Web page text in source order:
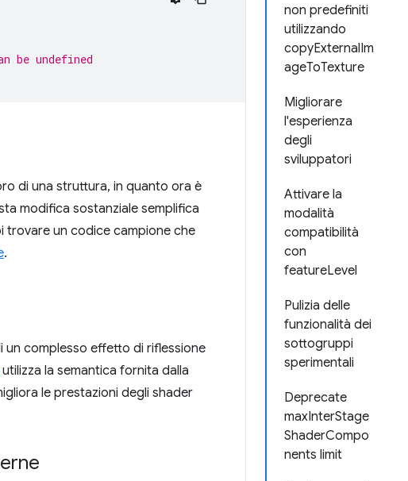
non predefiniti
utilizzando
copyExternalIm
ageToTexture
Migliorare
l'esperienza
degli
sviluppatori
Attivare la
modalità
compatibilità
con
featureLevel
Pulizia delle
funzionalità dei
sottogruppi
sperimentali
Deprecate
maxInterStage
ShaderCompo
nents limit
be undefined
di una struttura, in quanto ora è
modifica sostanziale semplifica
trovare un codice campione che
.
un complesso effetto di riflessione
utilizza la semantica fornita dalla
le prestazioni degli shader